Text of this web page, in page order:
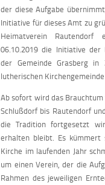
der diese Aufgabe
Initiative für dieses Amt zu
Heimatverein
06.10.2019 die Initiative der
der Gemeinde Grasberg in
lutherischen
Ab sofort wird das
Schlußdorf bis Rautendorf
die Tradition fortgesetzt
erhalten bleibt. Es
Kirche im laufenden Jahr
um einen Verein, der die
Rahmen des jeweiligen